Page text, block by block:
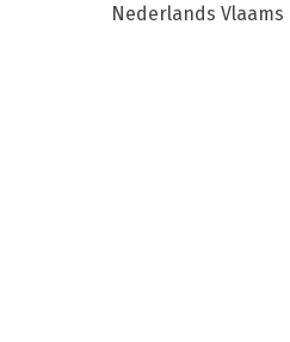
Nederlands Vlaams